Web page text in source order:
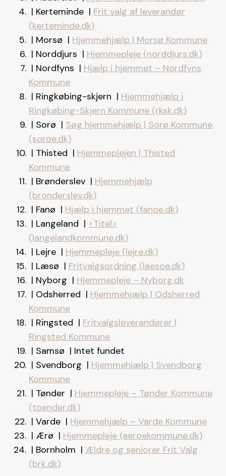
| Kerteminde | Frit valg af leverandør
(kerteminde.dk)
| Morsø | Hjemmehjælp | Morsø Kommune
| Norddjurs | Hjemmepleje (norddjurs.dk)
| Nordfyns | Hjælp i hjemmet – Nordfyns
Kommune
| Ringkøbing-skjern | Hjemmehjælp i
Ringkøbing-Skjern Kommune (rksk.dk)
| Sorø | Søg hjemmehjælp | Sorø Kommune
(soroe.dk)
| Thisted | Hjemmeplejen | Thisted
Kommune
| Brønderslev | Hjemmehjælp
(bronderslev.dk)
| Fanø | Hjælp i hjemmet (fanoe.dk)
| Langeland | <Titel>
(langelandkommune.dk)
| Lejre | Hjemmepleje (lejre.dk)
| Læsø | Fritvalgsordning (laesoe.dk)
| Nyborg | Hjemmepleje – Nyborg.dk
| Odsherred | Hjemmehjælp | Odsherred
Kommune
| Ringsted | Fritvalgsleverandører |
Ringsted Kommune
| Samsø | Intet fundet
| Svendborg | Hjemmehjælp | Svendborg
Kommune
| Tønder | Hjemmepleje – Tønder Kommune
(toender.dk)
| Varde | Hjemmehjælp – Varde Kommune
| Ærø | Hjemmepleje (aeroekommune.dk)
| Bornholm | Ældre og seniorer Frit Valg
(brk.dk)